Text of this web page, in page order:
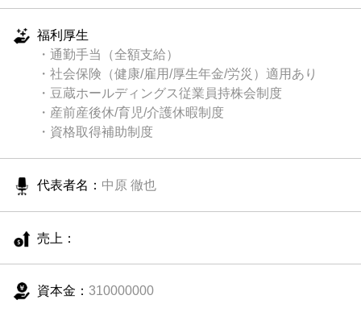
福利厚生
・通勤手当（全額支給）
・社会保険（健康/雇用/厚生年金/労災）適用あり
・豆蔵ホールディングス従業員持株会制度
・産前産後休/育児/介護休暇制度
・資格取得補助制度
代表者名： 中原 徹也
売上：
資本金： 310000000